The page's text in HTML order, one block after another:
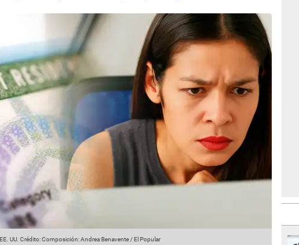
UU. Crédito: Composición: Andrea Benavente / El Popular